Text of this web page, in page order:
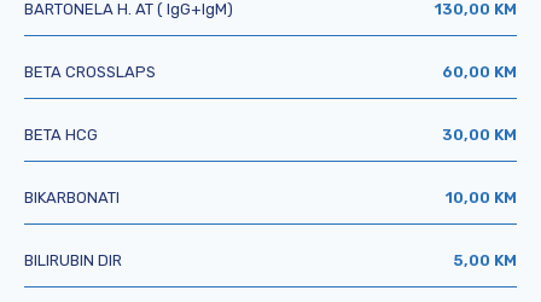
BARTONELA H. AT ( IgG+IgM) 130,00 KM
BETA CROSSLAPS 60,00 KM
BETA HCG 30,00 KM
BIKARBONATI 10,00 KM
BILIRUBIN DIR 5,00 KM